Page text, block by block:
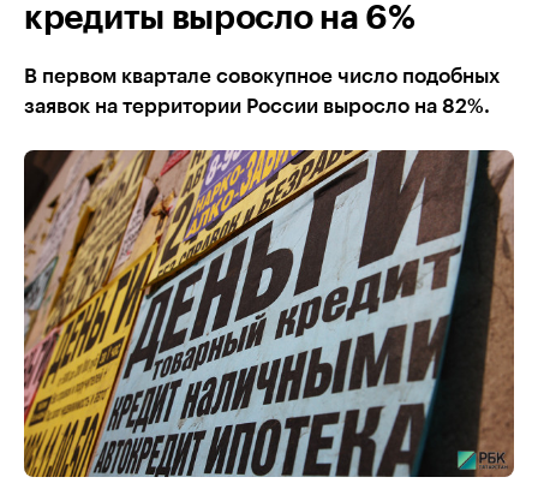
кредиты выросло на 6%
В первом квартале совокупное число подобных
заявок на территории России выросло на 82%.